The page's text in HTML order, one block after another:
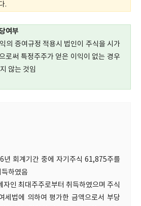
.
여부
의 증여규정 적용시 법인이 주식을 시가
로써 특정주주가 얻은 이익이 없는 경우
않는 것임
년 회계기간 중에 자기주식 61,875주를
하였음
자인 최대주주로부터 취득하였으며 주식
세법에 의하여 평가한 금액으로서 부당